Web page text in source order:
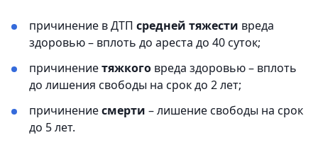
причинение в ДТП средней тяжести вреда
здоровью – вплоть до ареста до 40 суток;
причинениетяжкого вреда здоровью – вплоть
до лишения свободы на срок до 2 лет;
причинениесмерти – лишение свободы на срок
до 5 лет.